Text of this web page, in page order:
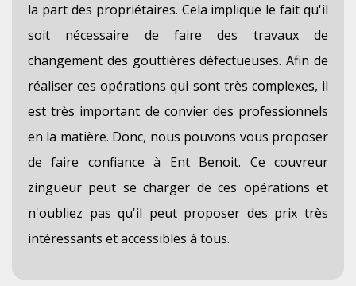
la part des propriétaires. Cela implique le fait qu'il
soit nécessaire de faire des travaux de
changement des gouttières défectueuses. Afin de
réaliser ces opérations qui sont très complexes, il
est très important de convier des professionnels
en la matière. Donc, nous pouvons vous proposer
de faire confiance à Ent Benoit. Ce couvreur
zingueur peut se charger de ces opérations et
n'oubliez pas qu'il peut proposer des prix très
intéressants et accessibles à tous.